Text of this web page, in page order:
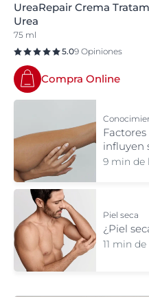
UreaRepair Crema
Urea
75 ml
5.09 Opiniones
Compra Online
influyen
9 min de
Piel seca
¿Piel
11 min